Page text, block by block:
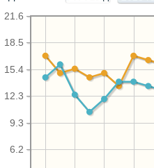
6.2
9.3
12.3
15.4
18.5
21.6